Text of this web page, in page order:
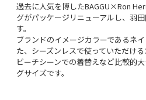
過去に人気を博したBAGGU×Ron
グがパッケージリニューアルし、羽
す。
ブランドのイメージカラーであるネ
た、シーズンレスで使っていただける
ビーチシーンでの着替えなど比較的
グサイズです。